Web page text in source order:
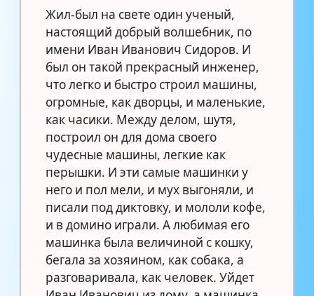
Жил-был на свете один ученый,
настоящий добрый волшебник, по
имени Иван Иванович Сидоров. И
был он такой прекрасный инженер,
что легко и быстро строил машины,
огромные, как дворцы, и маленькие,
как часики. Между делом, шутя,
построил он для дома своего
чудесные машины, легкие как
перышки. И эти самые машинки у
него и пол мели, и мух выгоняли, и
писали под диктовку, и мололи кофе,
и в домино играли. А любимая его
машинка была величиной с кошку,
бегала за хозяином, как собака, а
разговаривала, как человек. Уйдет